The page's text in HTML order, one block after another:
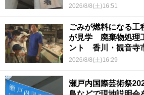
2026/8/8(土)16:51
ごみが燃料になる工
が見学 廃棄物処理
ント 香川・観音寺
2026/8/8(土)16:29
瀬戸内国際芸術祭